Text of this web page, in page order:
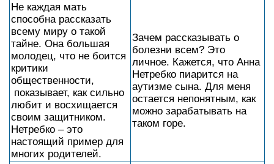
Не каждая мать
способна рассказать
всему миру о такой
тайне. Она большая
молодец, что не боится
критики
общественности,
показывает, как сильно
любит и восхищается
своим защитником.
Нетребко – это
настоящий пример для
многих родителей.
Зачем рассказывать о
болезни всем? Это
личное. Кажется, что Анна
Нетребко пиарится на
аутизме сына. Для меня
остается непонятным, как
можно зарабатывать на
таком горе.